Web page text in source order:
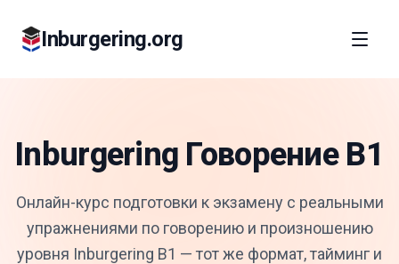
Inburgering.org
Inburgering Говорение B1
Онлайн-курс подготовки к экзамену с реальными
упражнениями по говорению и произношению
уровня Inburgering B1 — тот же формат, тайминг и